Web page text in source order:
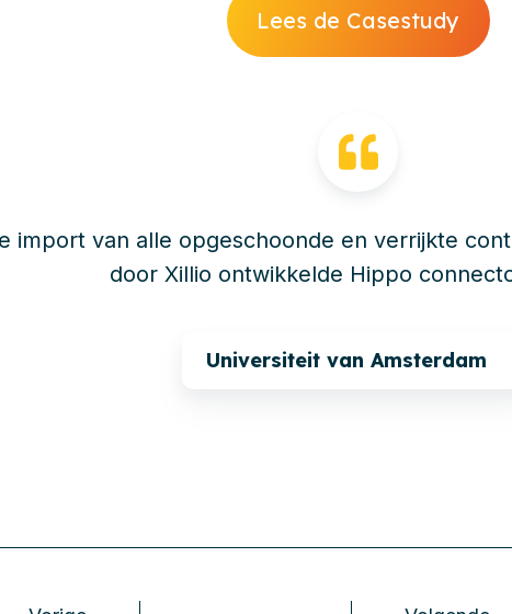
Lees de Casestudy
import van alle opgeschoonde en verrijkte
door Xillio ontwikkelde Hippo
Universiteit van Amsterdam